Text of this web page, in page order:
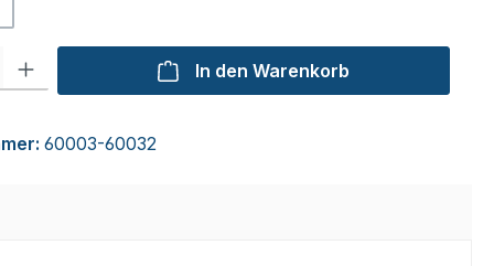
Gib den gewünschten Wert ein oder benutze die Schaltflächen
In den Warenkorb
60003-60032